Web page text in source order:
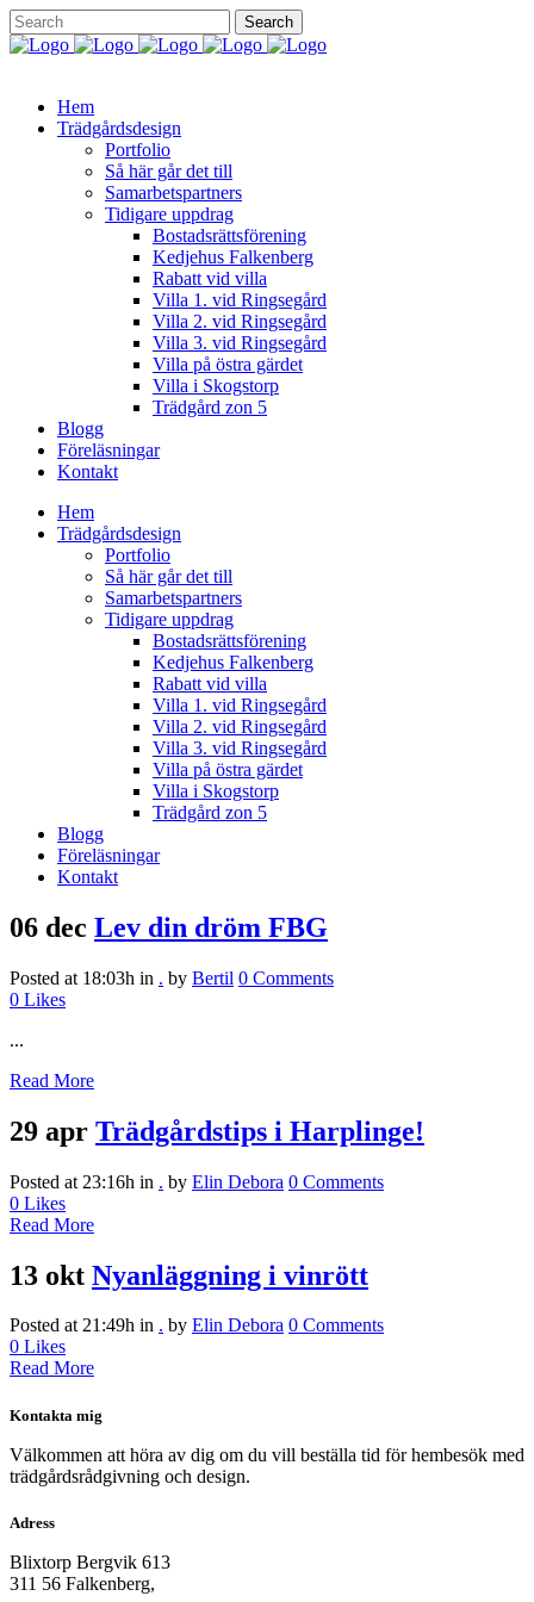
Hem
Trädgårdsdesign
Portfolio
Så här går det till
Samarbetspartners
Tidigare uppdrag
Bostadsrättsförening
Kedjehus Falkenberg
Rabatt vid villa
Villa 1. vid Ringsegård
Villa 2. vid Ringsegård
Villa 3. vid Ringsegård
Villa på östra gärdet
Villa i Skogstorp
Trädgård zon 5
Blogg
Föreläsningar
Kontakt
Hem
Trädgårdsdesign
Portfolio
Så här går det till
Samarbetspartners
Tidigare uppdrag
Bostadsrättsförening
Kedjehus Falkenberg
Rabatt vid villa
Villa 1. vid Ringsegård
Villa 2. vid Ringsegård
Villa 3. vid Ringsegård
Villa på östra gärdet
Villa i Skogstorp
Trädgård zon 5
Blogg
Föreläsningar
Kontakt
06 dec Lev din dröm FBG
Posted at 18:03h in . by Bertil 0 Comments
0 Likes
...
Read More
29 apr Trädgårdstips i Harplinge!
Posted at 23:16h in . by Elin Debora 0 Comments
0 Likes
Read More
13 okt Nyanläggning i vinrött
Posted at 21:49h in . by Elin Debora 0 Comments
0 Likes
Read More
Kontakta mig
Välkommen att höra av dig om du vill beställa tid för hembesök med
trädgårdsrådgivning och design.
Adress
Blixtorp Bergvik 613
311 56 Falkenberg,